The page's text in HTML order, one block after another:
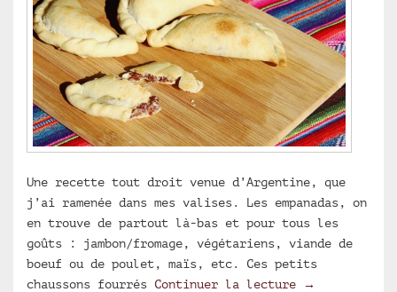
Une recette tout droit venue d’Argentine, que
j’ai ramenée dans mes valises. Les empanadas, on
en trouve de partout là-bas et pour tous les
goûts : jambon/fromage, végétariens, viande de
boeuf ou de poulet, maïs, etc. Ces petits
chaussons fourrés Continuer la lecture Empanadas
→